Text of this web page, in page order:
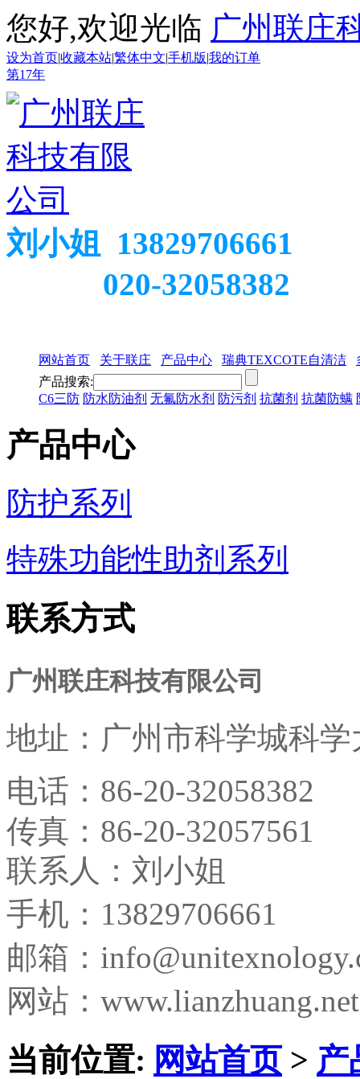
您好,欢迎光临 广州联庄
设为首页|收藏本站|繁体中文|手机版|我的订单
第17年
刘小姐 13829706661
020-32058382
网站首页 关于联庄 产品中心 瑞典TEXCOTE自清洁
产品搜索:
C6三防 防水防油剂 无氟防水剂 防污剂 抗菌剂 抗菌防螨
产品中心
防护系列
特殊功能性助剂系列
联系方式
广州联庄科技有限公司
地址： 广州市科学城科
电话： 86-20-32058382
传真： 86-20-32057561
联系人：刘小姐
手机：13829706661
邮箱：
网站：www.lianzhuang.net
当前位置: 网站首页> 产